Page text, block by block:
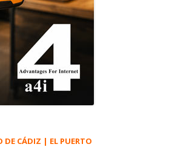
DE CÁDIZ | EL PUERTO